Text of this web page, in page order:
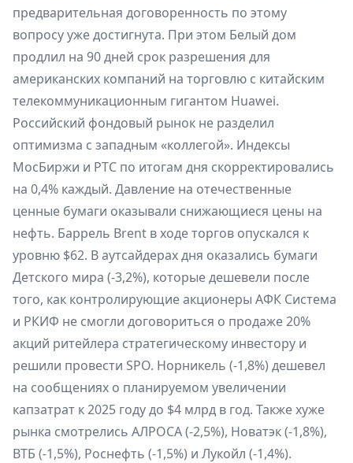
предварительная договоренность по этому
вопросу уже достигнута. При этом Белый дом
продлил на 90 дней срок разрешения для
американских компаний на торговлю с китайским
телекоммуникационным гигантом Huawei.
Российский фондовый рынок не разделил
оптимизма с западным «коллегой». Индексы
МосБиржи и РТС по итогам дня скорректировались
на 0,4% каждый. Давление на отечественные
ценные бумаги оказывали снижающиеся цены на
нефть. Баррель Brent в ходе торгов опускался к
уровню $62. В аутсайдерах дня оказались бумаги
Детского мира (-3,2%), которые дешевели после
того, как контролирующие акционеры АФК Система
и РКИФ не смогли договориться о продаже 20%
акций ритейлера стратегическому инвестору и
решили провести SPO. Норникель (-1,8%) дешевел
на сообщениях о планируемом увеличении
капзатрат к 2025 году до $4 млрд в год. Также хуже
рынка смотрелись АЛРОСА (-2,5%), Новатэк (-1,8%),
ВТБ (-1,5%), Роснефть (-1,5%) и Лукойл (-1,4%).